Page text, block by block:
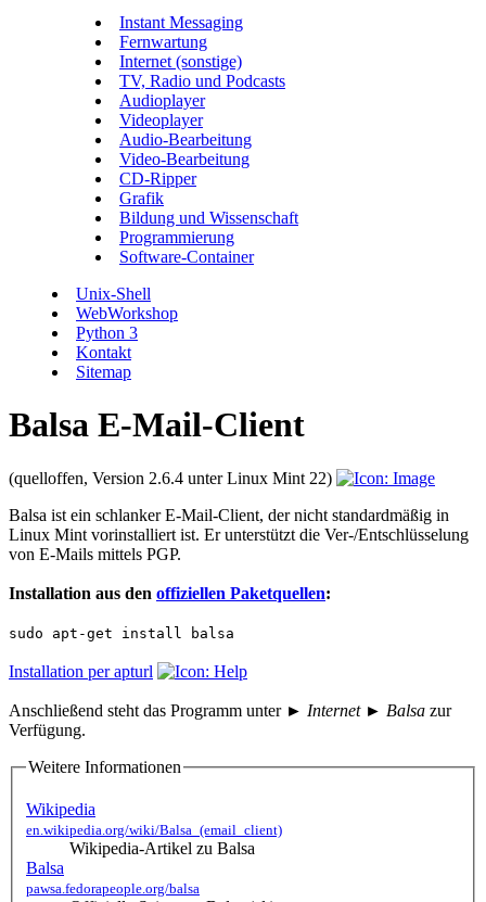
Instant Messaging
Fernwartung
Internet (sonstige)
TV, Radio und Podcasts
Audioplayer
Videoplayer
Audio-Bearbeitung
Video-Bearbeitung
CD-Ripper
Grafik
Bildung und Wissenschaft
Programmierung
Software-Container
Unix-Shell
WebWorkshop
Python 3
Kontakt
Sitemap
Balsa E-Mail-Client
(quelloffen, Version 2.6.4 unter Linux Mint 22)
Balsa ist ein schlanker E-Mail-Client, der nicht standardmäßig in
Linux Mint vorinstalliert ist. Er unterstützt die Ver-/Entschlüsselung
von E-Mails mittels PGP.
Installation aus den offiziellen Paketquellen:
sudo apt-get install balsa
Installation per apturl
Anschließend steht das Programm unter ► Internet ► Balsa zur
Verfügung.
Weitere Informationen
Wikipedia
en.wikipedia.org/wiki/Balsa_(email_client)
Wikipedia-Artikel zu Balsa
Balsa
pawsa.fedorapeople.org/balsa